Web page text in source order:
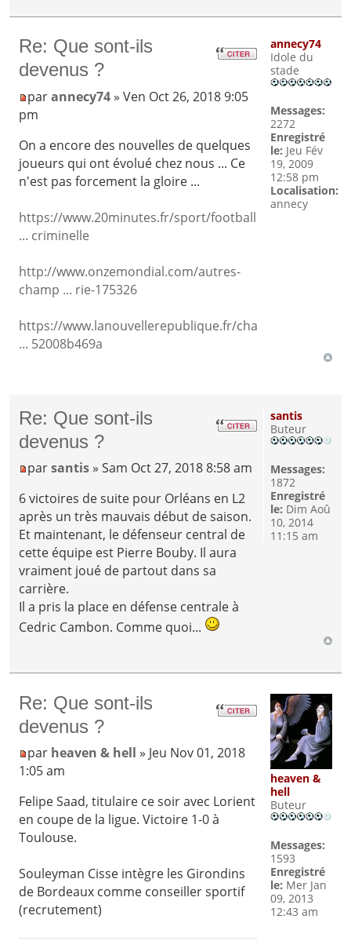
Re: Que sont-ils
devenus ?
parannecy74» Ven Oct 26, 2018 9:05
pm
On a encore des nouvelles de quelques
joueurs qui ont évolué chez nous ... Ce
n'est pas forcement la gloire ...
https://www.20minutes.fr/sport/football
... criminelle
http://www.onzemondial.com/autres-
champ ... rie-175326
https://www.lanouvellerepublique.fr/cha
... 52008b469a
annecy74
Idole du
stade
Messages:
2272
Enregistré
le: Jeu Fév
19, 2009
12:58 pm
Localisation:
annecy
Re: Que sont-ils
devenus ?
parsantis » Sam Oct 27, 2018 8:58 am
6 victoires de suite pour Orléans en L2
après un très mauvais début de saison.
Et maintenant, le défenseur central de
cette équipe est Pierre Bouby. Il aura
vraiment joué de partout dans sa
carrière.
Il a pris la place en défense centrale à
Cedric Cambon. Comme quoi...
santis
Buteur
Messages:
1872
Enregistré
le: Dim Aoû
10, 2014
11:15 am
Re: Que sont-ils
devenus ?
par heaven & hell » Jeu Nov 01, 2018
1:05 am
Felipe Saad, titulaire ce soir avec Lorient
en coupe de la ligue. Victoire 1-0 à
Toulouse.
Souleyman Cisse intègre les Girondins
de Bordeaux comme conseiller sportif
(recrutement)
heaven &
hell
Buteur
Messages:
1593
Enregistré
le: Mer Jan
09, 2013
12:43 am